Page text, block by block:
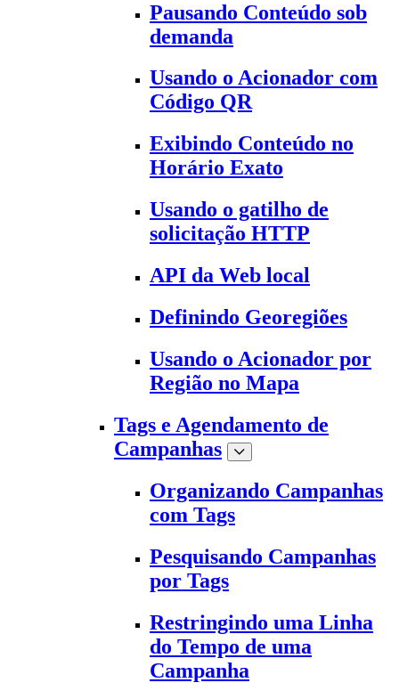
Pausando Conteúdo sob
demanda
Usando o Acionador com
Código QR
Exibindo Conteúdo no
Horário Exato
Usando o gatilho de
solicitação HTTP
API da Web local
Definindo Georegiões
Usando o Acionador por
Região no Mapa
Tags e Agendamento de
Campanhas
Organizando Campanhas
com Tags
Pesquisando Campanhas
por Tags
Restringindo uma Linha
do Tempo de uma
Campanha